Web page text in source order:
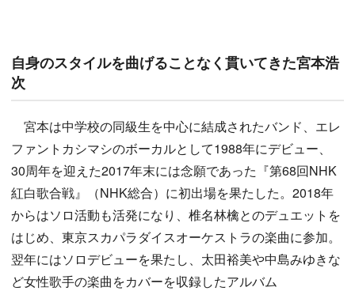
自身のスタイルを曲げることなく貫いてきた宮本浩
次
宮本は中学校の同級生を中心に結成されたバンド、エレ
ファントカシマシのボーカルとして1988年にデビュー、
30周年を迎えた2017年末には念願であった『第68回NHK
紅白歌合戦』（NHK総合）に初出場を果たした。2018年
からはソロ活動も活発になり、椎名林檎とのデュエットを
はじめ、東京スカパラダイスオーケストラの楽曲に参加。
翌年にはソロデビューを果たし、太田裕美や中島みゆきな
ど女性歌手の楽曲をカバーを収録したアルバム